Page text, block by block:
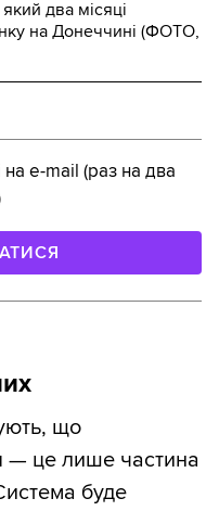
два місяці
на Донеччині (ФОТО,
на e-mail (раз на два
що
— це лише частина
буде